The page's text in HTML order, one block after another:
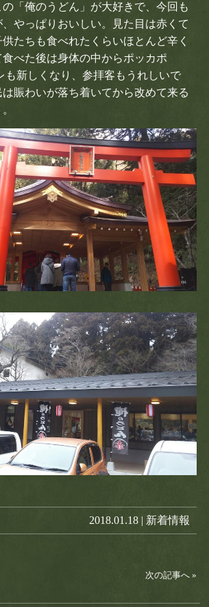
LANGUAGE
English
Bahasa Indonesia
話でのお問い合わせ
0460-85-5500
CLOSE
「俺のうどん」が大好きで、今回も
やっぱりおいしい。見た目は赤くて
たちも食べれたくらいほとんど辛く
べた後は身体の中からポッカポ
も新しくなり、参拝客もうれしいで
賑わいが落ち着いてから改めて来る
2018.01.18 | 新着情報
次の記事へ »